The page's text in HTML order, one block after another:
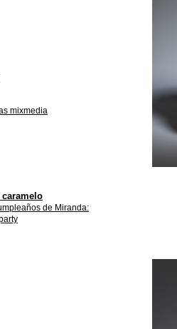
mixmedia
caramelo
de Miranda: